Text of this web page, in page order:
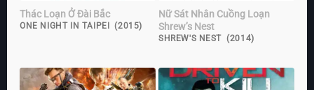
Thác Loạn Ở Đài Bắc
ONE NIGHT IN TAIPEI (2015)
Nữ Sát Nhân Cuồng Loạn
Shrew’s Nest
SHREW'S NEST (2014)